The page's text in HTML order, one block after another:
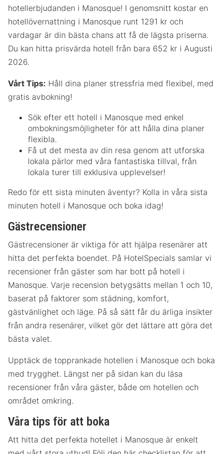
hotellerbjudanden i Manosque! I genomsnitt kostar en
hotellövernattning i Manosque runt 1291 kr och
vardagar är din bästa chans att få de lägsta priserna.
Du kan hitta prisvärda hotell från bara 652 kr i Augusti
2026.
Vårt Tips: Håll dina planer stressfria med flexibel, med
gratis avbokning!
Sök efter ett hotell i Manosque med enkel
ombokningsmöjligheter för att hålla dina planer
flexibla.
Få ut det mesta av din resa genom att utforska
lokala pärlor med våra fantastiska tillval, från
lokala turer till exklusiva upplevelser!
Redo för ett sista minuten äventyr? Kolla in våra sista
minuten hotell i Manosque och boka idag!
Gästrecensioner
Gästrecensioner är viktiga för att hjälpa resenärer att
hitta det perfekta boendet. På HotelSpecials samlar vi
recensioner från gäster som har bott på hotell i
Manosque. Varje recension betygsätts mellan 1 och 10,
baserat på faktorer som städning, komfort,
gästvänlighet och läge. På så sätt får du ärliga insikter
från andra resenärer, vilket gör det lättare att göra det
bästa valet.
Upptäck de topprankade hotellen i Manosque och boka
med trygghet. Längst ner på sidan kan du läsa
recensioner från våra gäster, både om hotellen och
området omkring.
Våra tips för att boka
Att hitta det perfekta hotellet i Manosque är enkelt